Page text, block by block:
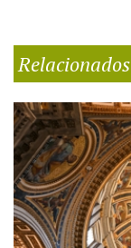
Relacionados